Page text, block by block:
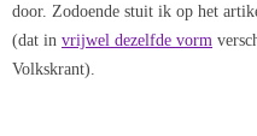
door. Zodoende stuit ik op het
(dat in vrijwel dezelfde vorm
Volkskrant).